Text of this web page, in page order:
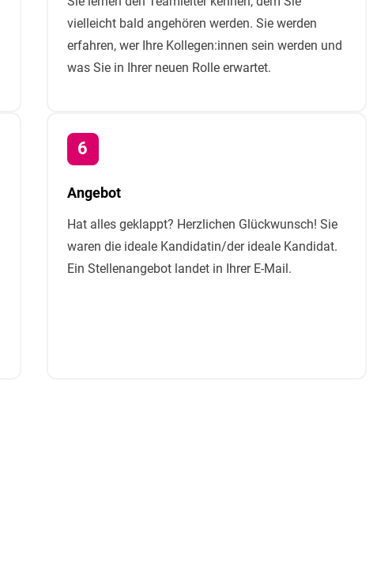
vielleicht bald angehören werden. Sie werden
erfahren, wer Ihre Kollegen:innen sein werden und
was Sie in Ihrer neuen Rolle erwartet.
Angebot
Hat alles geklappt? Herzlichen Glückwunsch! Sie
waren die ideale Kandidatin/der ideale Kandidat.
Ein Stellenangebot landet in Ihrer E-Mail.